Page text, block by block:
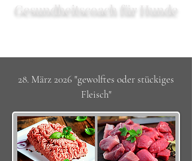
Gesundheitscoach für Hunde
28. März 2026 "gewolftes oder stückiges
Fleisch"